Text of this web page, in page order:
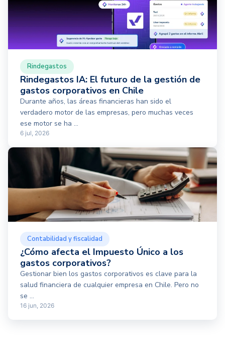
Rindegastos
Rindegastos IA: El futuro de la gestión de
gastos corporativos en Chile
Durante años, las áreas financieras han sido el
verdadero motor de las empresas, pero muchas veces
ese motor se ha ...
6 jul, 2026
Contabilidad y fiscalidad
¿Cómo afecta el Impuesto Único a los
gastos corporativos?
Gestionar bien los gastos corporativos es clave para la
salud financiera de cualquier empresa en Chile. Pero no
se ...
16 jun, 2026